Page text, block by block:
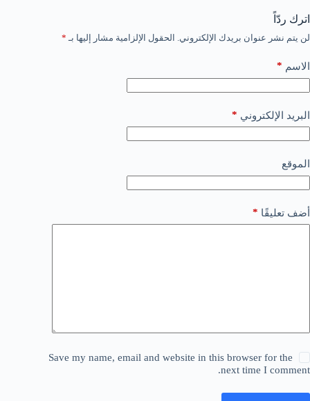
اترك ردّاً
لن يتم نشر عنوان بريدك الإلكتروني. الحقول الإلزامية مشار إليها بـ *
الاسم *
البريد الإلكتروني *
الموقع
أضف تعليقًا *
Save my name, email and website in this browser for the
next time I comment.